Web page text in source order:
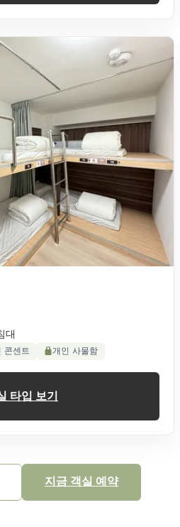
대
콘센트 개인 사물함
타입 보기
지금 객실 예약